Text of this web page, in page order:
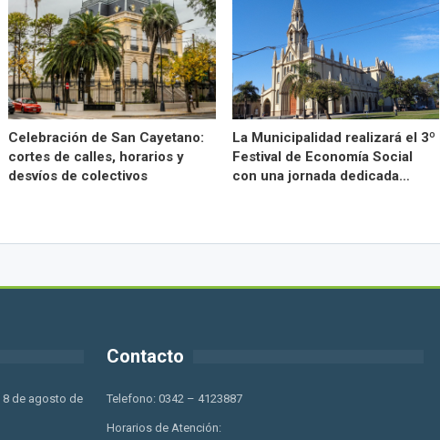
Celebración de San Cayetano:
cortes de calles, horarios y
desvíos de colectivos
La Municipalidad realizará el 3º
Festival de Economía Social
con una jornada dedicada…
8 de agosto de
Contacto
Telefono: 0342 – 4123887
Horarios de Atención: